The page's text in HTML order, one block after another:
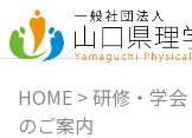
HOME > 研修・学会
のご案内